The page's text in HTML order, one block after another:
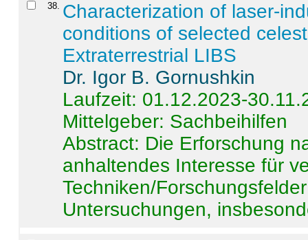
38. Characterization of laser-
conditions of selected
Extraterrestrial LIBS
Dr. Igor B. Gornushkin
Laufzeit: 01.12.2023-
Mittelgeber: Sachbeihilfen
Abstract: Die Erforschung
anhaltendes Interesse für
Techniken/
Untersuchungen,